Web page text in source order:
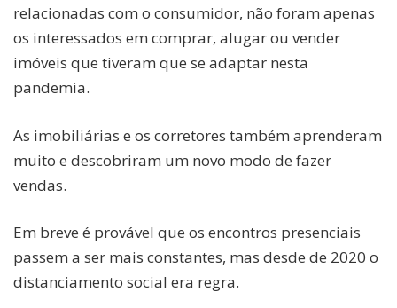
relacionadas com o consumidor, não foram apenas
os interessados em comprar, alugar ou vender
imóveis que tiveram que se adaptar nesta
pandemia.
As imobiliárias e os corretores também aprenderam
muito e descobriram um novo modo de fazer
vendas.
Em breve é provável que os encontros presenciais
passem a ser mais constantes, mas desde de 2020 o
distanciamento social era regra.